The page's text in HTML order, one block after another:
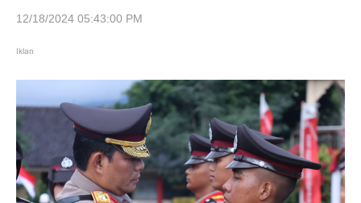
12/18/2024 05:43:00 PM
Iklan